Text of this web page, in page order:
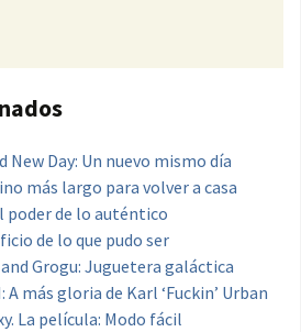
New Day: Un nuevo mismo día
más largo para volver a casa
poder de lo auténtico
de lo que pudo ser
Grogu: Juguetera galáctica
más gloria de Karl ‘Fuckin’ Urban
La película: Modo fácil